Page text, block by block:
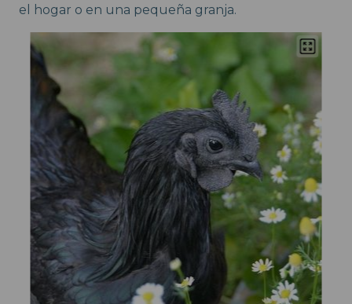
el hogar o en una pequeña granja.